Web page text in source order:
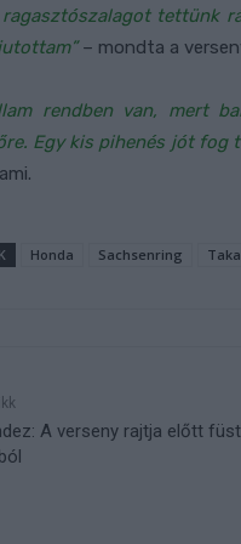
tettünk
– mondta a
rendben van, mert
Egy kis pihenés jót fog
Honda Sachsenring
A verseny rajtja előtt